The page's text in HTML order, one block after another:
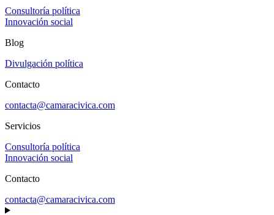
Consultoría política
Innovación social
Blog
Divulgación política
Contacto
contacta@camaracivica.com
Servicios
Consultoría política
Innovación social
Contacto
contacta@camaracivica.com